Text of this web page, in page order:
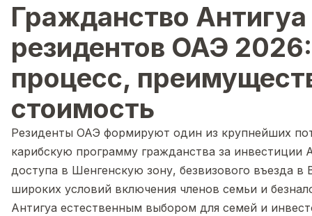
Гражданство
резидентов ОАЭ 2026:
процесс,
стоимость
Резиденты ОАЭ формируют один из крупнейших
карибскую программу гражданства за инвестиции
доступа в Шенгенскую зону, безвизового въезда в
широких условий включения членов семьи и
Антигуа естественным выбором для семей и